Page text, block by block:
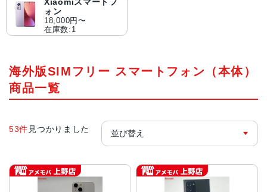
Xiaomiスマートフ
ォン
18,000円〜
在庫数:1
海外版SIMフリー スマートフォン（本体）
商品一覧
53件 見つかりました